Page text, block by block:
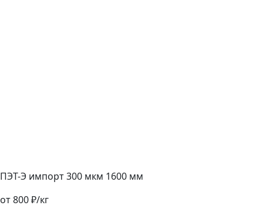
ПЭТ-Э импорт 300 мкм 1600 мм
от 800 ₽/кг